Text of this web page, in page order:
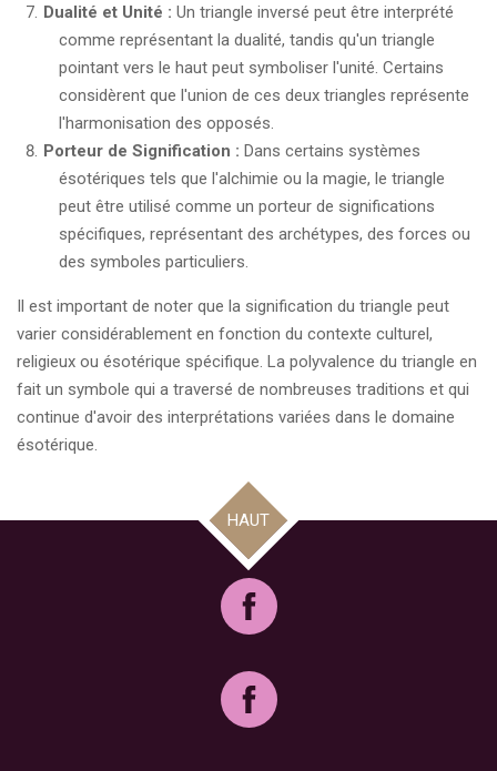
Dualité et Unité : Un triangle inversé peut être interprété
comme représentant la dualité, tandis qu'un triangle
pointant vers le haut peut symboliser l'unité. Certains
considèrent que l'union de ces deux triangles représente
l'harmonisation des opposés.
Porteur de Signification : Dans certains systèmes
ésotériques tels que l'alchimie ou la magie, le triangle
peut être utilisé comme un porteur de significations
spécifiques, représentant des archétypes, des forces ou
des symboles particuliers.
Il est important de noter que la signification du triangle peut
varier considérablement en fonction du contexte culturel,
religieux ou ésotérique spécifique. La polyvalence du triangle en
fait un symbole qui a traversé de nombreuses traditions et qui
continue d'avoir des interprétations variées dans le domaine
ésotérique.
HAUT